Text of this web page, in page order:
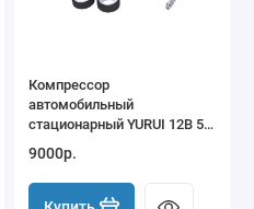
Компрессор
автомобильный
стационарный YURUI 12В 50
9000р.